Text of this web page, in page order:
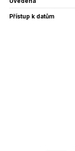
Přístup k datům